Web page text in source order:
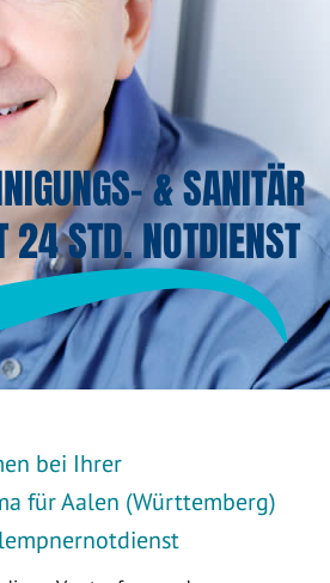
& SANITÄR
24 STD. NOTDIENST
bei Ihrer
für Aalen (Württemberg)